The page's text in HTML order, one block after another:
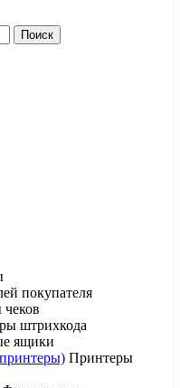
покупателя
штрихкода
ящики
Принтеры